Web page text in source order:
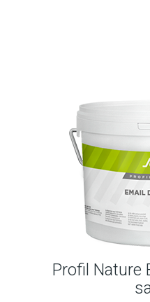
Profil Nature